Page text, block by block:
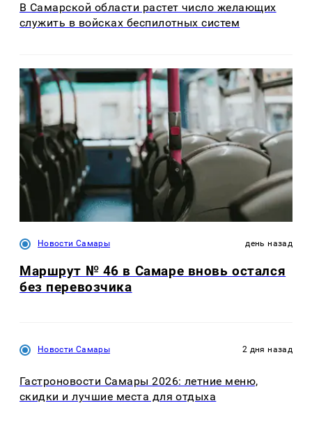
В Самарской области растет число желающих
служить в войсках беспилотных систем
Новости Самары день назад
Маршрут № 46 в Самаре вновь остался
без перевозчика
Новости Самары 2 дня назад
Гастроновости Самары 2026: летние меню,
скидки и лучшие места для отдыха